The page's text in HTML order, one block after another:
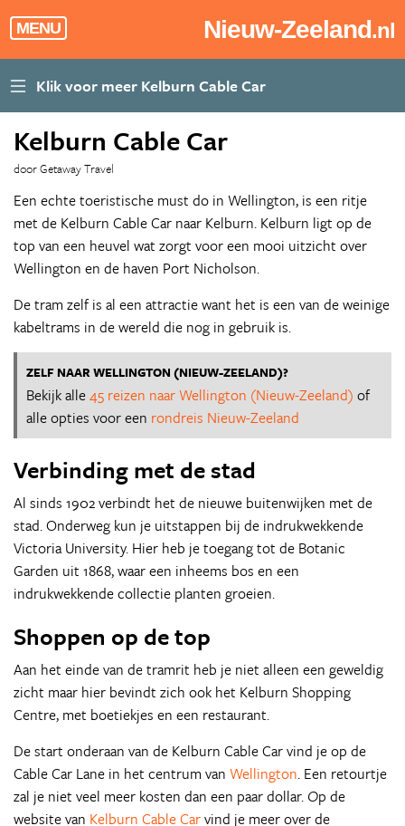
MENU Nieuw-Zeeland.nl
Kelburn Cable Car
door Getaway Travel
Een echte toeristische must do in Wellington, is een ritje
met de Kelburn Cable Car naar Kelburn. Kelburn ligt op de
top van een heuvel wat zorgt voor een mooi uitzicht over
Wellington en de haven Port Nicholson.
De tram zelf is al een attractie want het is een van de weinige
kabeltrams in de wereld die nog in gebruik is.
ZELF NAAR WELLINGTON (NIEUW-ZEELAND)?
Bekijk alle45 reizen naar Wellington (Nieuw-Zeeland) of
alle opties voor een rondreis Nieuw-Zeeland
Verbinding met de stad
Al sinds 1902 verbindt het de nieuwe buitenwijken met de
stad. Onderweg kun je uitstappen bij de indrukwekkende
Victoria University. Hier heb je toegang tot de Botanic
Garden uit 1868, waar een inheems bos en een
indrukwekkende collectie planten groeien.
Shoppen op de top
Aan het einde van de tramrit heb je niet alleen een geweldig
zicht maar hier bevindt zich ook het Kelburn Shopping
Centre, met boetiekjes en een restaurant.
De start onderaan van de Kelburn Cable Car vind je op de
Cable Car Lane in het centrum van Wellington. Een retourtje
zal je niet veel meer kosten dan een paar dollar. Op de
website van Kelburn Cable Carvind je meer over de